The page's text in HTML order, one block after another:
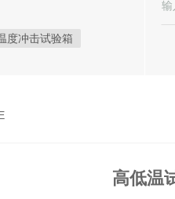
度冲击试验箱
高低温